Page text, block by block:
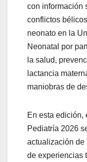
con información
conflictos
neonato en la
Neonatal por
la salud,
lactancia
maniobras de
En esta edición,
Pediatría 2026
actualización de
de experiencias